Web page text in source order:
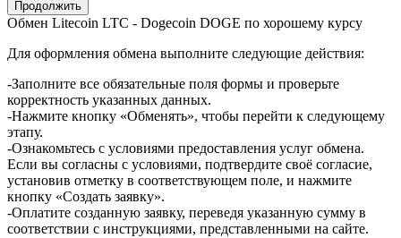
Обмен Litecoin LTC - Dogecoin DOGE по хорошему курсу
Для оформления обмена выполните следующие действия:
-Заполните все обязательные поля формы и проверьте
корректность указанных данных.
-Нажмите кнопку «Обменять», чтобы перейти к следующему
этапу.
-Ознакомьтесь с условиями предоставления услуг обмена.
Если вы согласны с условиями, подтвердите своё согласие,
установив отметку в соответствующем поле, и нажмите
кнопку «Создать заявку».
-Оплатите созданную заявку, переведя указанную сумму в
соответствии с инструкциями, представленными на сайте.